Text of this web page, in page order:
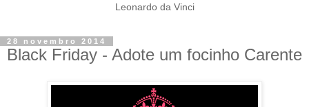
Leonardo da Vinci
28 novembro 2014
Black Friday - Adote um focinho Carente